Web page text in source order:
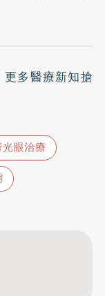
更多醫療新知搶
光眼治療